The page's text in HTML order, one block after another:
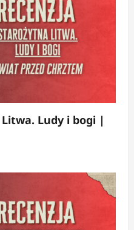
Litwa. Ludy i bogi |